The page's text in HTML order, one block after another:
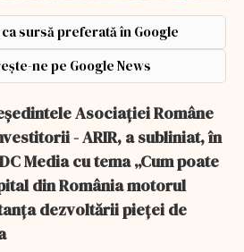
sursă preferată în Google
ne pe Google News
Asociației Române
- ARIR, a subliniat, în
Media cu tema „Cum poate
din România motorul
dezvoltării pieţei de